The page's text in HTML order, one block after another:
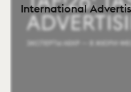
International